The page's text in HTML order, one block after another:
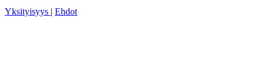
Yksityisyys | Ehdot